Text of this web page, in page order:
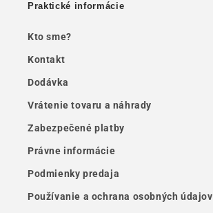
Praktické informácie
Kto sme?
Kontakt
Dodávka
Vrátenie tovaru a náhrady
Zabezpečené platby
Právne informácie
Podmienky predaja
Používanie a ochrana osobných údajov